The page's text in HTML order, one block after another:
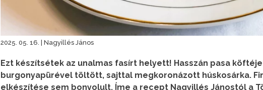
2025. 05. 16. | Nagyillés János
Ezt készítsétek az unalmas fasírt helyett! Hasszán pasa
burgonyapürével töltött, sajttal megkoronázott húskosárka.
elkészítése sem bonyolult. Íme a recept Nagyillés Jánostól a